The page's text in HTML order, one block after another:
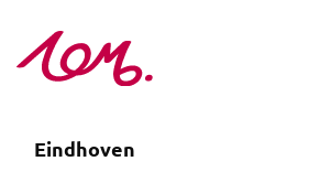
Eindhoven